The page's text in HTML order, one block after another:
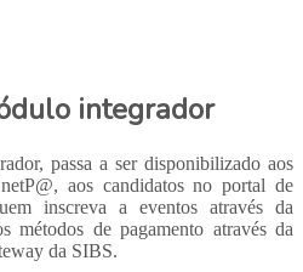
integrador
passa a ser disponibilizado aos
aos candidatos no portal de
inscreva a eventos através da
métodos de pagamento através da
da SIBS.